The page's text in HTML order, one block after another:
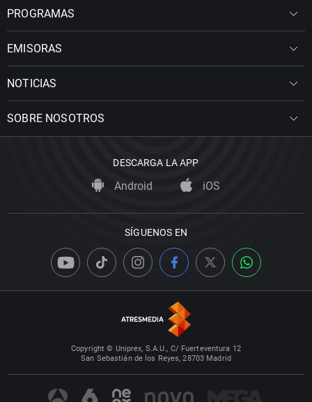
PROGRAMAS
EMISORAS
NOTICIAS
SOBRE NOSOTROS
DESCARGA LA APP
Android iOS
SÍGUENOS EN
Copyright © Uniprex, S.A.U., C/ Fuerteventura 12
San Sebastián de los Reyes, 28703 Madrid